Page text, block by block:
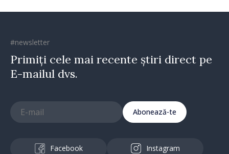
#newsletter
Primiți cele mai recente știri direct pe
E-mailul dvs.
Abonează-te
Facebook Instagram